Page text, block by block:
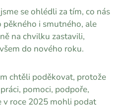
se ohlédli za tím, co nás
i smutného, ale
na chvilku zastavili,
do nového roku.
chtěli poděkovat, protože
pomoci, podpoře,
v roce 2025 mohli podat